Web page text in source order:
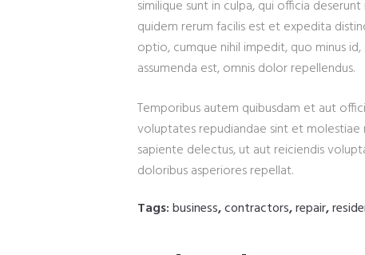
similique sunt in culpa, qui officia
quidem rerum facilis est et expedita
optio, cumque nihil impedit, quo minus
assumenda est, omnis dolor repellendus.
Temporibus autem quibusdam et aut
voluptates repudiandae sint et
sapiente delectus, ut aut reiciendis
doloribus asperiores repellat.
Tags:business,contractors,repair,